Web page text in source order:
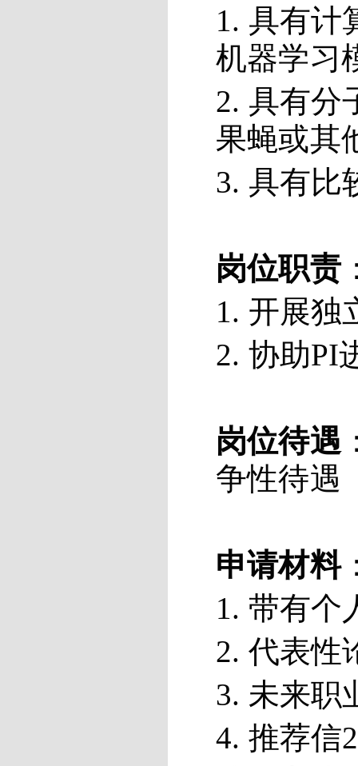
1. 具有计
机器学习
2. 具有分
果蝇或其
3. 具有比
岗位职责
1. 开展独
2. 协助PI
岗位待遇
争性待遇
申请材料
1. 带有个
2. 代表性
3. 未来职
4. 推荐信